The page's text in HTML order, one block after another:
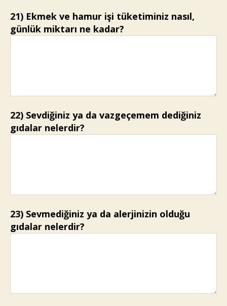
21) Ekmek ve hamur işi tüketiminiz nasıl,
günlük miktarı ne kadar?
22) Sevdiğiniz ya da vazgeçemem dediğiniz
gıdalar nelerdir?
23) Sevmediğiniz ya da alerjinizin olduğu
gıdalar nelerdir?